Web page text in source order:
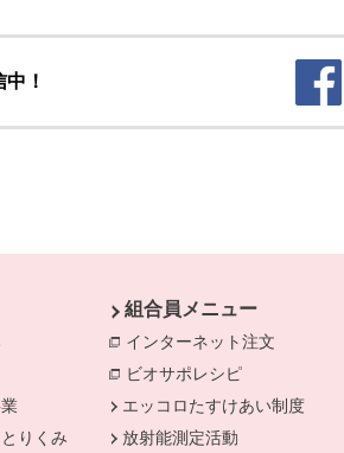
！
別
別のウィンドウで開きます。
ウィンドウで開きます。
別のウィンドウで開きます。
りくみ 別のウィンドウで開きます。
組合員メニュー
インターネット注文 別のウ
ビオサポレシピ
エッコロたすけあい制度
放射能測定活動